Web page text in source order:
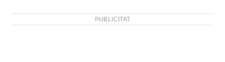
PUBLICITAT